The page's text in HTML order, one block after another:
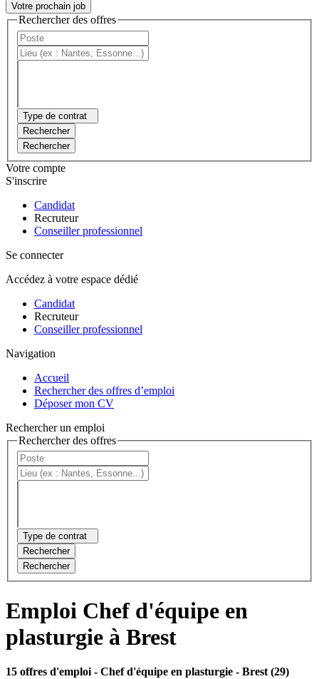
Votre prochain job
Rechercher des offres
Type de contrat
Rechercher
Rechercher
Votre compte
S'inscrire
Candidat
Recruteur
Conseiller professionnel
Se connecter
Accédez à votre espace dédié
Candidat
Recruteur
Conseiller professionnel
Navigation
Accueil
Rechercher des offres d’emploi
Déposer mon CV
Rechercher un emploi
Rechercher des offres
Type de contrat
Rechercher
Rechercher
Emploi Chef d'équipe en
plasturgie à Brest
15 offres d'emploi - Chef d'équipe en plasturgie - Brest (29)